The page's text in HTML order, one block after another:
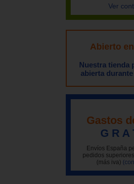
Ver
Abierto
Nuestra tienda
abierta
Gastos
G R A
Envíos España
pedidos
(más iva)